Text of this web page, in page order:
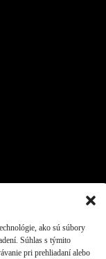
ako sú súbory
Súhlas s týmito
pri prehliadaní alebo